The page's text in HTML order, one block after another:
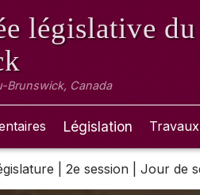
législative
Brunswick, Canada
Législation
| 2e session | Jour de